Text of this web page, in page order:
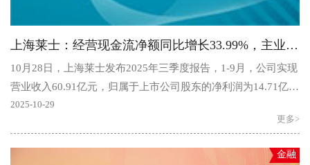
上海莱士：经营现金流净额同比增长33.99%，主业稳健筑长期价值根基
10月28日，上海莱士发布2025年三季度报告，1-9月，公司实现
营业收入60.91亿元，归属于上市公司股东的净利润为14.71亿
元。公司研发投入1.50亿元，经营活动产生的现金流量净..
2025-10-29
更多>
金融